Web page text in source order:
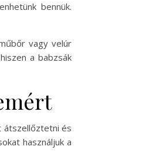
bennük.
vagy velúr
a babzsák
átszellőztetni és
használjuk a